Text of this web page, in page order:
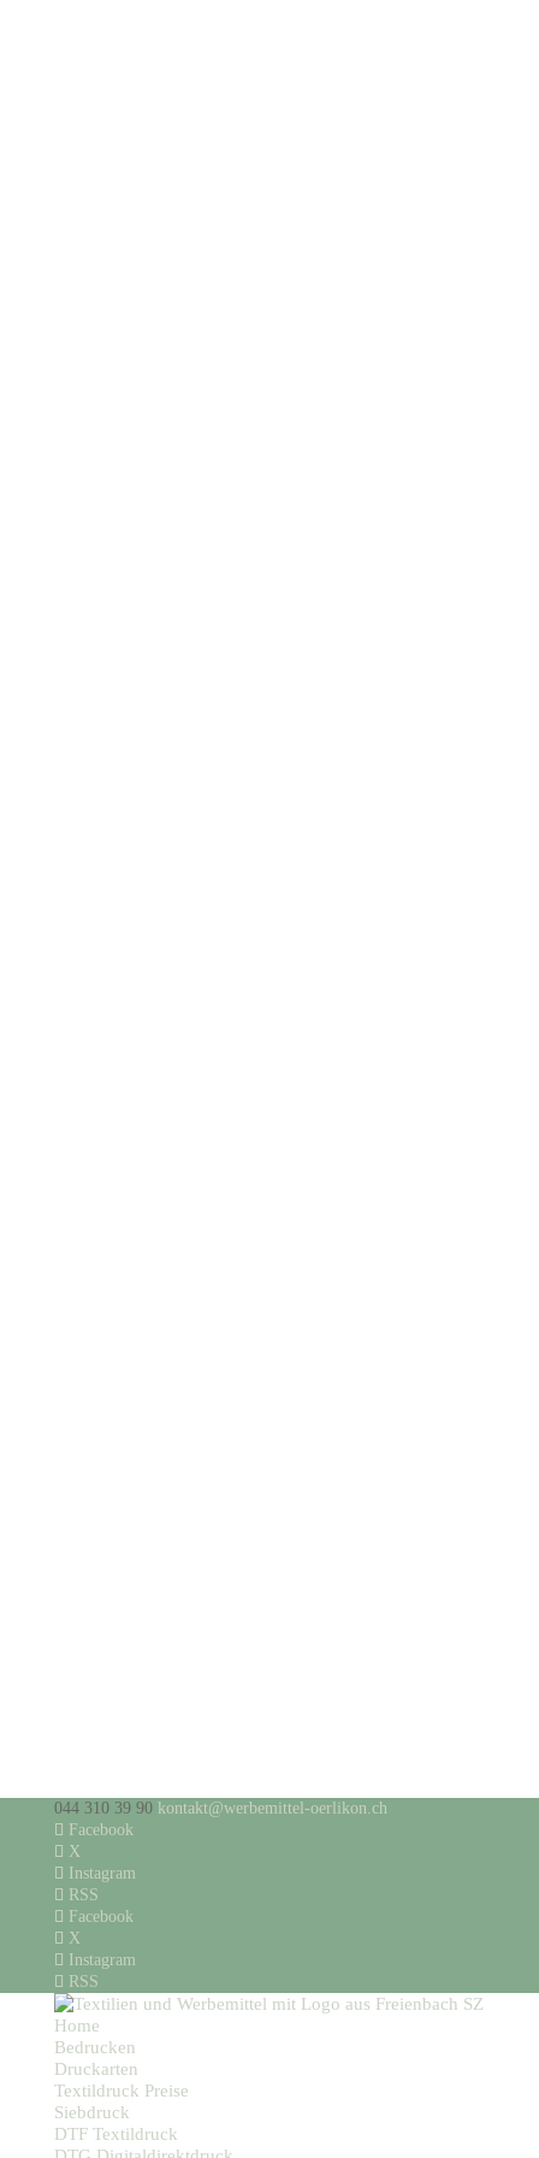
044 310 39 90 kontakt@werbemittel-oerlikon.ch
Facebook
X
Instagram
RSS
Facebook
X
Instagram
RSS
Home
Bedrucken
Druckarten
Textildruck Preise
Siebdruck
DTF Textildruck